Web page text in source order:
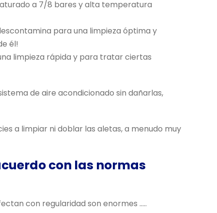
a 7/8 bares y alta temperatura
para una limpieza óptima y
él!
limpieza rápida y para tratar ciertas
de aire acondicionado sin dañarlas,
a limpiar ni doblar las aletas, a menudo muy
con las normas
con regularidad son enormes .....